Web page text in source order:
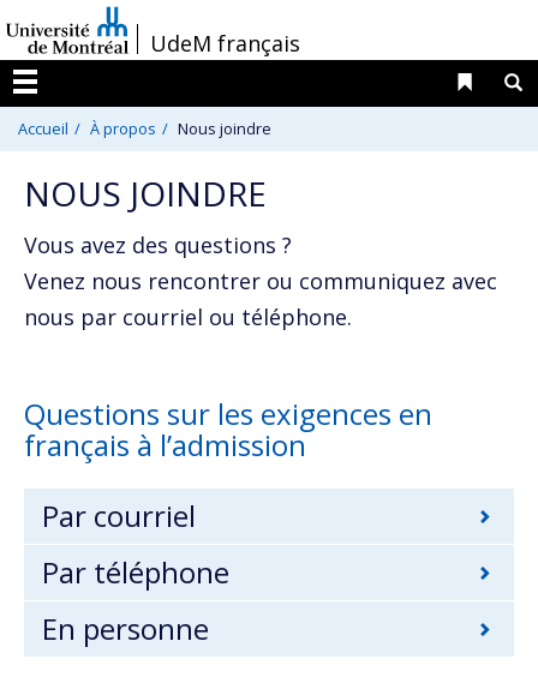
au
contenu
/UdeM français
Menu
Liens
Accueil À propos Nous joindre
NOUS JOINDRE
Vous avez des questions ?
Venez nous rencontrer ou communiquez avec
nous par courriel ou téléphone.
Questions sur les exigences en
français à l’admission
Par courriel
Par téléphone
En personne